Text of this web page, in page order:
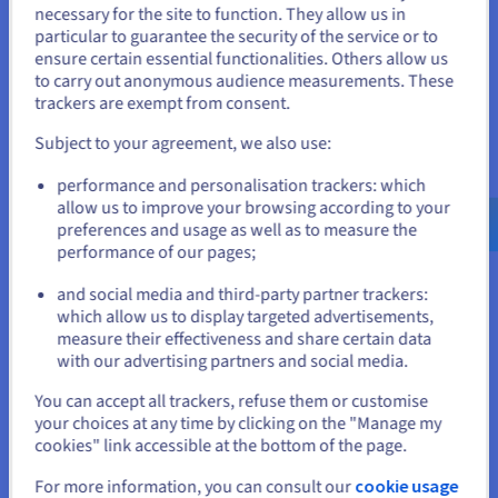
Configureer
CPU AMD EPYC GENOA 9124
16c /32t
3 GHz / 3,6 GHz
RAM 128 GB tot 1 TB
Storage SSD NVMe
Privé bandbreedte 50 Gbps
Vergelijken
SCALE-I2
Vanaf:
€ 389,99
excl. btw/maandof € 471,89 incl. btw/maand
excl. btw
Configureer
CPU Intel Xeon Gold 6442Y
2,6 GHz / 4 GHz
Je lijkt je in Verenigde Staten te
bevinden.
Als je wilt bestellen vanuit [land], moet je de juiste website
doorbladeren en een account aanmaken.
us.ovhcloud.com/bare-metal Engels USD - $
or
Blijf op de huidige website
Sluiten
necessary for the site to function. They allow us in
particular to guarantee the security of the service or to
ensure certain essential functionalities. Others allow us
to carry out anonymous audience measurements. These
trackers are exempt from consent.
Subject to your agreement, we also use:
performance and personalisation trackers: which
allow us to improve your browsing according to your
preferences and usage as well as to measure the
performance of our pages;
and social media and third-party partner trackers:
which allow us to display targeted advertisements,
measure their effectiveness and share certain data
with our advertising partners and social media.
You can accept all trackers, refuse them or customise
your choices at any time by clicking on the "Manage my
cookies" link accessible at the bottom of the page.
For more information, you can consult our cookie usage